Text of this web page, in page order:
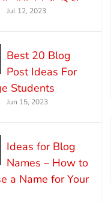
Jul 12, 2023
Best 20 Blog
Post Ideas For
Students
Jun 15, 2023
Ideas for Blog
Names – How to
a Name for Your